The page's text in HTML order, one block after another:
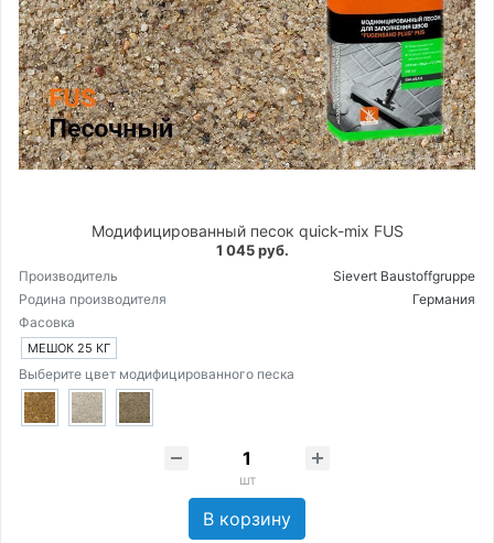
Модифицированный песок quick-mix FUS
1 045 руб.
Производитель
Sievert Baustoffgruppe
Родина производителя
Германия
Фасовка
МЕШОК 25 КГ
Выберите цвет модифицированного песка
шт
В корзину